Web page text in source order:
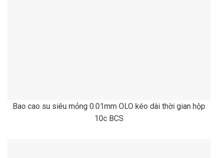
Bao cao su siêu mỏng 0.01mm OLO kéo dài thời gian hộp
10c BCS